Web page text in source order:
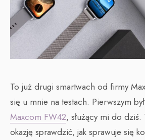
To już drugi smartwach od firmy
się u mnie na testach. Pierwszym
Maxcom FW42, służący mi do dziś.
okazję sprawdzić, jak sprawuje się